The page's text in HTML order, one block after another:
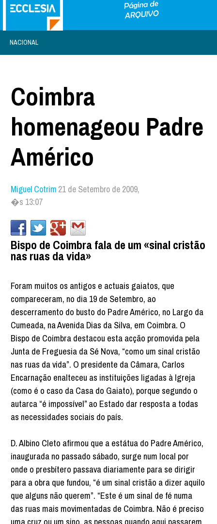
NACIONAL
Coimbra
homenageou Padre
Américo
Miguel Cotrim 21 de Setembro de 2009,
�s 13:07
Bispo de Coimbra fala de um «sinal cristão
nas ruas da vida»
Foram muitos os antigos e actuais gaiatos, que
compareceram, no dia 19 de Setembro, ao
descerramento do busto do Padre Américo, no Largo da
Cumeada, na Avenida Dias da Silva, em Coimbra. O
Bispo de Coimbra destacou esta acção promovida pela
Junta de Freguesia da Sé Nova, “como um sinal cristão
nas ruas da vida”. O presidente da Câmara, Carlos
Encarnação enalteceu as instituições ligadas à Igreja
(como é o caso da Casa do Gaiato), porque segundo o
autarca “é impossível” ao Estado dar resposta a todas
as necessidades sociais do país.
D. Albino Cleto afirmou que a estátua do Padre Américo,
inaugurada no passado sábado, surge num local por
onde o presbítero passava diariamente para se dirigir
para a obra que fundou, “é um sinal cristão a dizer aquilo
que alguns não querem”. “Este é um sinal de fé numa
das ruas mais movimentadas de Coimbra. Não é preciso